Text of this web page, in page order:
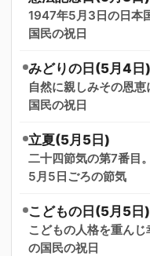
1947年5月3日の日本
国民の祝日
みどりの日(5月4日)
自然に親しみその恩
国民の祝日
立夏(5月5日)
二十四節気の第7番目
5月5日ごろの節気
こどもの日(5月5日)
こどもの人格を重ん
の国民の祝日